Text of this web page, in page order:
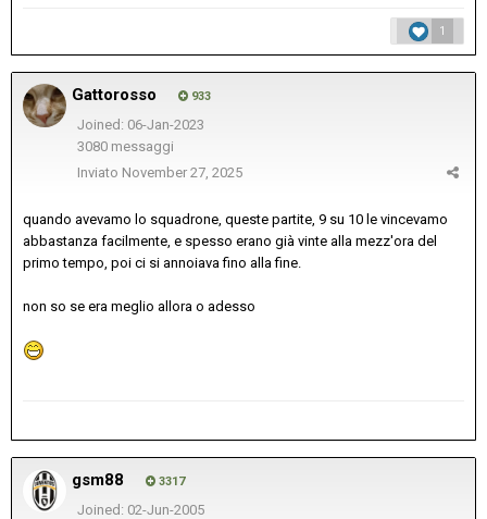
1
Gattorosso 933
Joined: 06-Jan-2023
3080 messaggi
Inviato November 27, 2025
quando avevamo lo squadrone, queste partite, 9 su 10 le vincevamo
abbastanza facilmente, e spesso erano già vinte alla mezz'ora del
primo tempo, poi ci si annoiava fino alla fine.
non so se era meglio allora o adesso
gsm88 3317
Joined: 02-Jun-2005